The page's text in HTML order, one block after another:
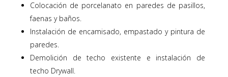
Colocación de porcelanato en paredes de pasillos,
faenas y baños.
Instalación de encamisado, empastado y pintura de
paredes.
Demolición de techo existente e instalación de
techo Drywall.